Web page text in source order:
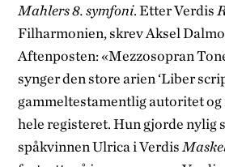
Mahlers 8. symfoni. Etter Verdis
Filharmonien, skrev Aksel
Aftenposten: «Mezzosopran
synger den store arien ‘Liber
gammeltestamentlig autoritet og
hele registeret. Hun gjorde nylig
spåkvinnen Ulrica i Verdis